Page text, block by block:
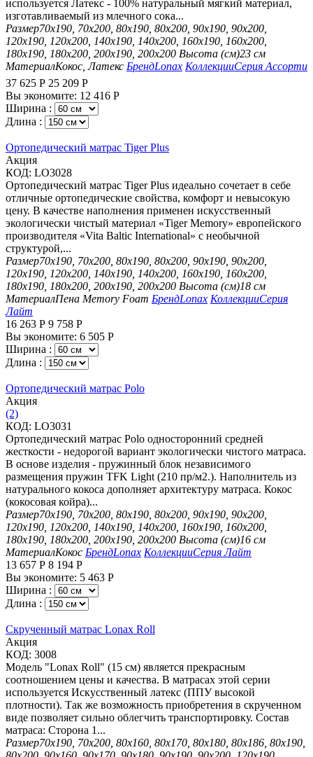
используется Латекс - 100% натуральный мягкий материал,
изготавливаемый из млечного сока...
Размер70х190, 70х200, 80х190, 80х200, 90х190, 90х200,
120х190, 120х200, 140х190, 140х200, 160х190, 160х200,
180х190, 180х200, 200х190, 200х200 Высота (см)23 см
МатериалКокос, Латекс БрендLonax КоллекцииСерия Ассорти
37 625 Р 25 209 Р
Вы экономите: 12 416 Р
Ширина :
Длина :
Ортопедический матрас Tiger Plus
Aкция
КОД: LO3028
Ортопедический матрас Tiger Plus идеально сочетает в себе
отличные ортопедические свойства, комфорт и невысокую
цену. В качестве наполнения применен искусственный
экологически чистый материал «Tiger Memory» европейского
производителя «Vita Baltic International» с необычной
структурой,...
Размер70х190, 70х200, 80х190, 80х200, 90х190, 90х200,
120х190, 120х200, 140х190, 140х200, 160х190, 160х200,
180х190, 180х200, 200х190, 200х200 Высота (см)18 см
МатериалПена Memory Foam БрендLonax КоллекцииСерия
Лайт
16 263 Р 9 758 Р
Вы экономите: 6 505 Р
Ширина :
Длина :
Ортопедический матрас Polo
Aкция
(2)
КОД: LO3031
Ортопедический матрас Polo односторонний средней
жесткости - недорогой вариант экологически чистого матраса.
В основе изделия - пружинный блок независимого
размещения пружин TFK Light (210 пр/м2.). Наполнитель из
натурального кокоса дополняет архитектуру матраса. Кокос
(кокосовая койра)...
Размер70х190, 70х200, 80х190, 80х200, 90х190, 90х200,
120х190, 120х200, 140х190, 140х200, 160х190, 160х200,
180х190, 180х200, 200х190, 200х200 Высота (см)16 см
МатериалКокос БрендLonax КоллекцииСерия Лайт
13 657 Р 8 194 Р
Вы экономите: 5 463 Р
Ширина :
Длина :
Скрученный матрас Lonax Roll
Aкция
КОД: 3008
Модель "Lonax Roll" (15 см) является прекрасным
соотношением цены и качества. В матрасах этой серии
используется Искусственный латекс (ППУ высокой
плотности). Так же возможность приобретения в скрученном
виде позволяет сильно облегчить транспортировку. Состав
матраса: Сторона 1...
Размер70х190, 70х200, 80х160, 80х170, 80х180, 80х186, 80х190,